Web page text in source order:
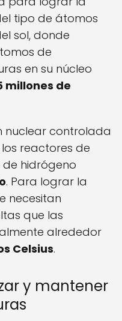
tipo de átomos
sol, donde
de
en su núcleo
millones de
nuclear controlada
reactores de
de hidrógeno
. Para lograr la
necesitan
que las
alrededor
Celsius.
y mantener